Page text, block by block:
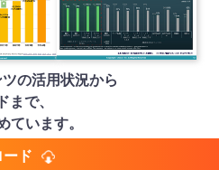
の活用状況から
で、
います。
ド